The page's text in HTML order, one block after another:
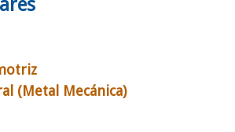
(Metal Mecánica)